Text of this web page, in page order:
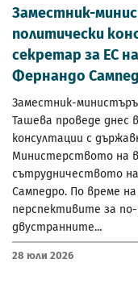
Заместник-
политически
секретар за ЕС
Фернандо
Заместник-
Ташева проведе днес
консултации с
Министерството на
сътрудничеството
Сампедро. По време
перспективите за
двустранните...
28 Юли 2026